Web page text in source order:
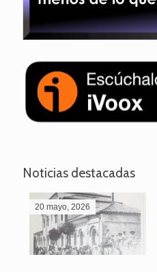
Noticias destacadas
20 mayo, 2026